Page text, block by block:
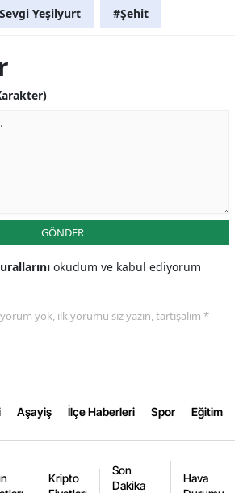
Kırşehir
Kahramanmaraş
Muş
Ordu
Sakarya
Yeşilyurt #Şehit
GÖNDER
okudum ve kabul ediyorum
yok, ilk yorumu siz yazın, tartışalım *
Aşayiş İlçe Haberleri Spor Eğitim
Kripto
Son
Dakika
Hava